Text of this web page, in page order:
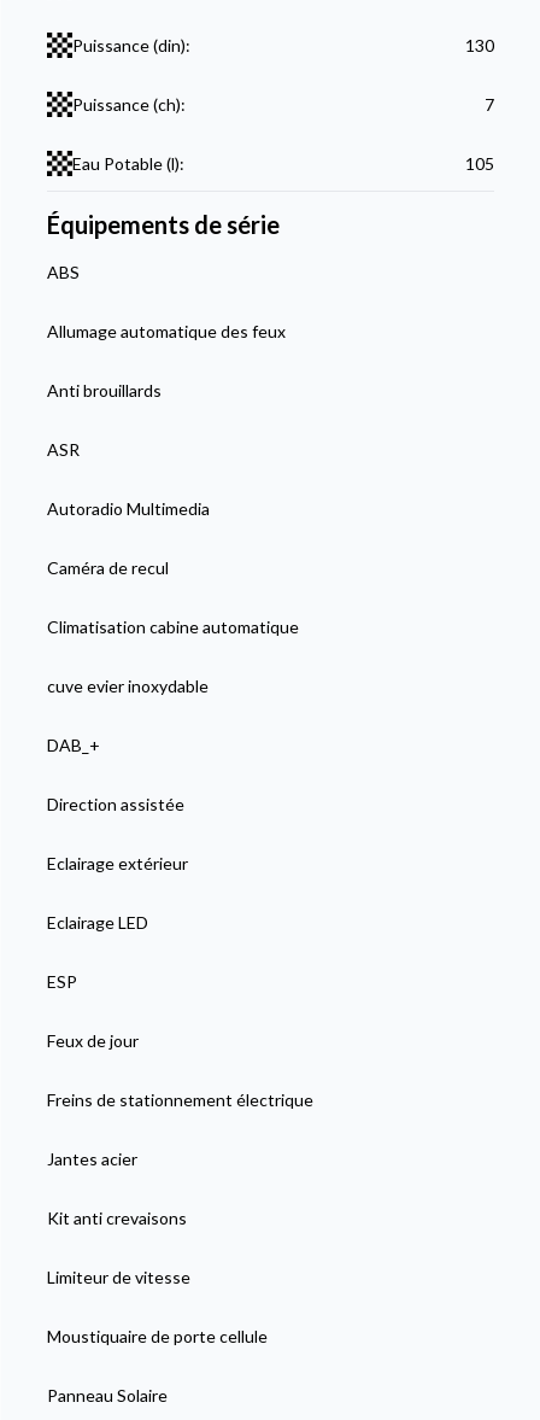
Puissance (din): 130
Puissance (ch): 7
Eau Potable (l): 105
Équipements de série
ABS
Allumage automatique des feux
Anti brouillards
ASR
Autoradio Multimedia
Caméra de recul
Climatisation cabine automatique
cuve evier inoxydable
DAB_+
Direction assistée
Eclairage extérieur
Eclairage LED
ESP
Feux de jour
Freins de stationnement électrique
Jantes acier
Kit anti crevaisons
Limiteur de vitesse
Moustiquaire de porte cellule
Panneau Solaire